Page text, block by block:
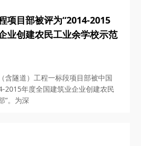
项目部被评为“2014-2015
业创建农民工业余学校示范
含隧道）工程一标段项目部被中国
2015年度全国建筑业企业创建农民
”。为深